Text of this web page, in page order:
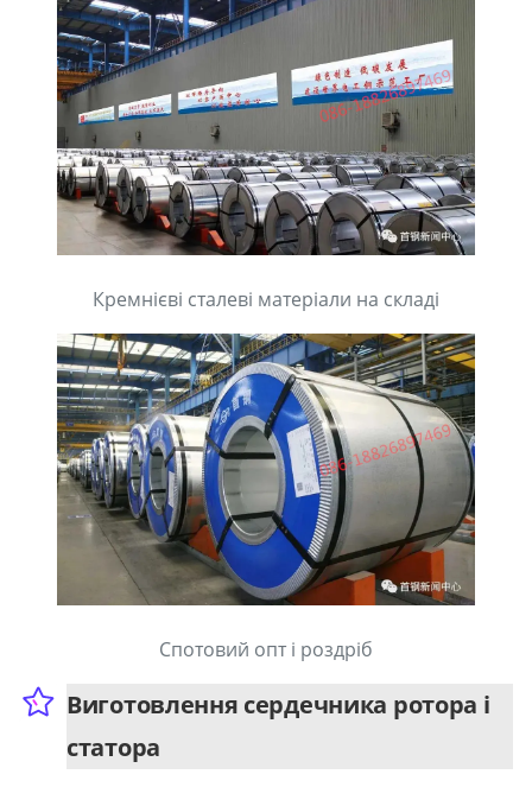
Кремнієві сталеві матеріали на складі
Спотовий опт і роздріб
Виготовлення сердечника ротора і
статора